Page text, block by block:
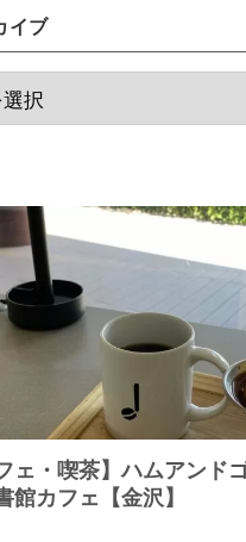
イブ
ェ・喫茶】ハムアン
館カフェ【金沢】